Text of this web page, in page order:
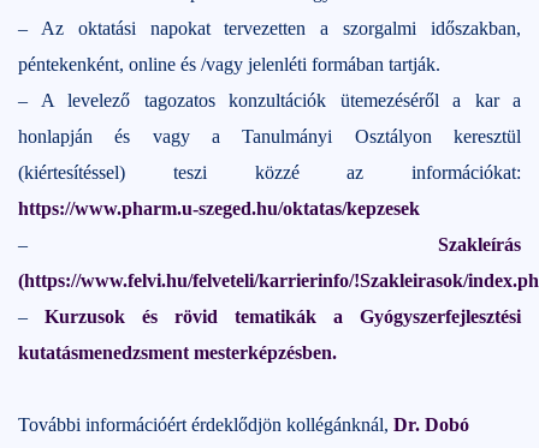
– Az oktatási napokat tervezetten a szorgalmi időszakban,
péntekenként, online és /vagy jelenléti formában tartják.
– A levelező tagozatos konzultációk ütemezéséről a kar a
honlapján és vagy a Tanulmányi Osztályon keresztül
(kiértesítéssel) teszi közzé az információkat:
https://www.pharm.u-szeged.hu/oktatas/kepzesek
– Szakleírás
(https://www.felvi.hu/felveteli/karrierinfo/!Szakleirasok/
– Kurzusok és rövid tematikák a Gyógyszerfejlesztési
kutatásmenedzsment mesterképzésben.
További információért érdeklődjön kollégánknál, Dr. Dobó